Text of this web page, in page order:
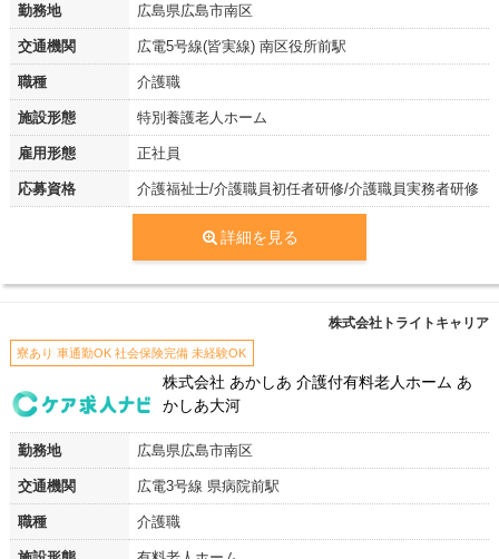
勤務地 広島県広島市南区
交通機関 広電5号線(皆実線) 南区役所前駅
職種 介護職
施設形態 特別養護老人ホーム
雇用形態 正社員
応募資格 介護福祉士/介護職員初任者研修/介護職員実務者研修
詳細を見る
株式会社トライトキャリア
寮あり 車通勤OK 社会保険完備 未経験OK
株式会社 あかしあ 介護付有料老人ホーム あ
かしあ大河
勤務地 広島県広島市南区
交通機関 広電3号線 県病院前駅
職種 介護職